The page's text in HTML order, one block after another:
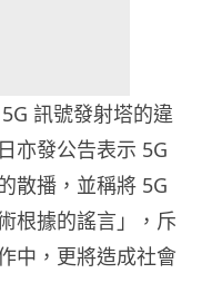
訊號發射塔的違
亦發公告表示 5G
散播，並稱將 5G
根據的謠言」，斥
中，更將造成社會